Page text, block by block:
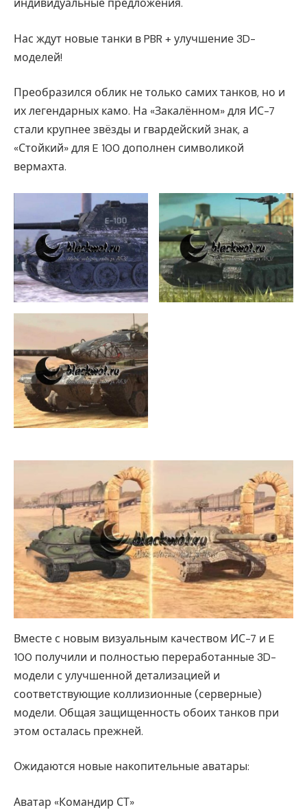
индивидуальные предложения.
Нас ждут новые танки в PBR + улучшение 3D-
моделей!
Преобразился облик не только самих танков, но и
их легендарных камо. На «Закалённом» для ИС-7
стали крупнее звёзды и гвардейский знак, а
«Стойкий» для E 100 дополнен символикой
вермахта.
Вместе с новым визуальным качеством ИС-7 и E
100 получили и полностью переработанные 3D-
модели с улучшенной детализацией и
соответствующие коллизионные (серверные)
модели. Общая защищенность обоих танков при
этом осталась прежней.
Ожидаются новые накопительные аватары:
Аватар «Командир СТ»